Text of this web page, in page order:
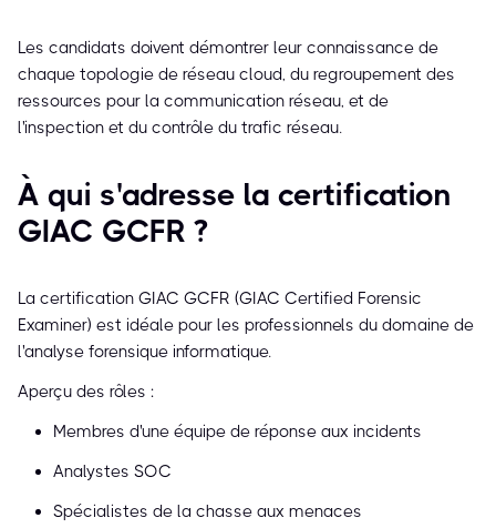
Les candidats doivent démontrer leur connaissance de
chaque topologie de réseau cloud, du regroupement des
ressources pour la communication réseau, et de
l'inspection et du contrôle du trafic réseau.
À qui s'adresse la certification
GIAC GCFR ?
La certification GIAC GCFR (GIAC Certified Forensic
Examiner) est idéale pour les professionnels du domaine de
l'analyse forensique informatique.
Aperçu des rôles :
Membres d'une équipe de réponse aux incidents
Analystes SOC
Spécialistes de la chasse aux menaces